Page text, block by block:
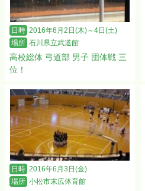
日時 2016年6月2日(木)～4日(土)
場所 石川県立武道館
高校総体 弓道部 男子 団体戦 三
位！
日時 2016年6月3日(金)
場所 小松市末広体育館